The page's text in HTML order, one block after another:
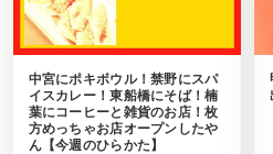
中宮にポキボウル！禁野にスパ
イスカレー！東船橋にそば！楠
葉にコーヒーと雑貨のお店！枚
方めっちゃお店オープンしたや
ん【今週のひらかた】